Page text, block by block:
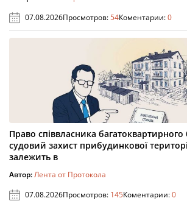
07.08.2026Просмотров:54Коментарии:0
Право співвласника
судовий захист прибудинкової
залежить в
Автор:Лента от Протокола
07.08.2026Просмотров: 145Коментарии:0